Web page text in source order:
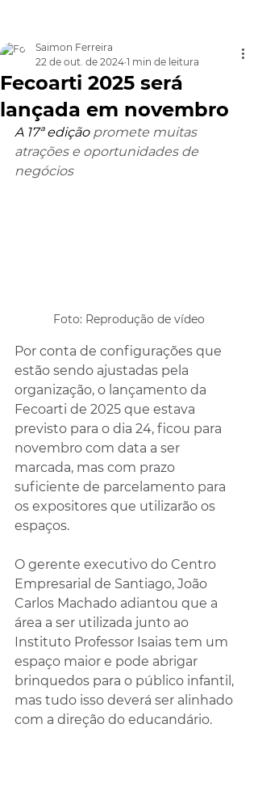
Fecoarti 2025 será
lançada em novembro
Saimon Ferreira
22 de out. de 2024 1 min de leitura
A 17ª edição promete muitas
atrações e oportunidades de
negócios
Foto: Reprodução de vídeo
Por conta de configurações que
estão sendo ajustadas pela
organização, o lançamento da
Fecoarti de 2025 que estava
previsto para o dia 24, ficou para
novembro com data a ser
marcada, mas com prazo
suficiente de parcelamento para
os expositores que utilizarão os
espaços.
O gerente executivo do Centro
Empresarial de Santiago, João
Carlos Machado adiantou que a
área a ser utilizada junto ao
Instituto Professor Isaias tem um
espaço maior e pode abrigar
brinquedos para o público infantil,
mas tudo isso deverá ser alinhado
com a direção do educandário.